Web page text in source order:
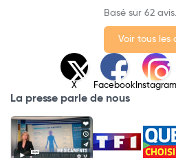
Basé sur 62 avis.
Voir tous les
X Facebook Instagram
La presse parle de nous